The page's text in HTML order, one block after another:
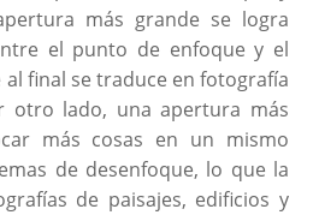
más grande se logra
el punto de enfoque y el
final se traduce en fotografía
otro lado, una apertura más
más cosas en un mismo
de desenfoque, lo que la
de paisajes, edificios y